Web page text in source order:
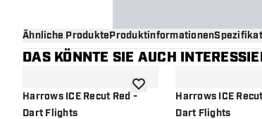
Ähnliche ProdukteProduktinformationen
DAS KÖNNTE SIE AUCH
Harrows ICE Recut Red -
Dart Flights
Zur Wunschliste hinzufügen
Harrows ICE
Dart Flights